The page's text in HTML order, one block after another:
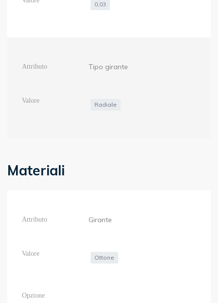
0,03
Tipo girante
Radiale
Materiali
Girante
Ottone